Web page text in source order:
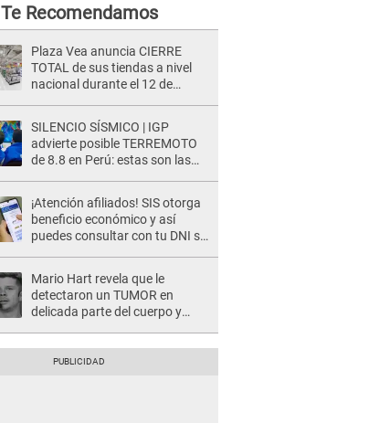
Te Recomendamos
Plaza Vea anuncia CIERRE
TOTAL de sus tiendas a nivel
nacional durante el 12 de
SILENCIO SÍSMICO | IGP
advierte posible TERREMOTO
de 8.8 en Perú: estas son las
¡Atención afiliados! SIS otorga
beneficio económico y así
puedes consultar con tu DNI si
Mario Hart revela que le
detectaron un TUMOR en
delicada parte del cuerpo y